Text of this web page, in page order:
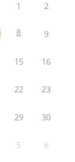
1 2
8 9
15 16
22 23
29 30
5 6